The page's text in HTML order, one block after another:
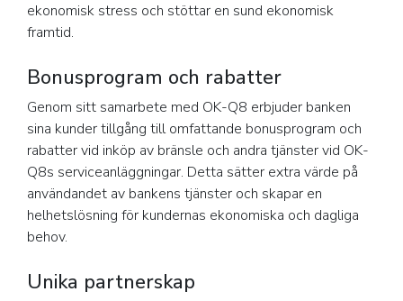
ekonomisk stress och stöttar en sund ekonomisk
framtid.
Bonusprogram och rabatter
Genom sitt samarbete med OK-Q8 erbjuder banken
sina kunder tillgång till omfattande bonusprogram och
rabatter vid inköp av bränsle och andra tjänster vid OK-
Q8s serviceanläggningar. Detta sätter extra värde på
användandet av bankens tjänster och skapar en
helhetslösning för kundernas ekonomiska och dagliga
behov.
Unika partnerskap